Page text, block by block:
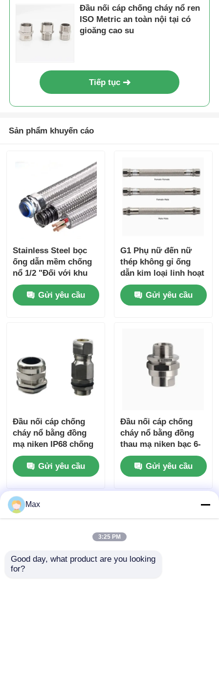
Đầu nối cáp chống cháy nổ ren
ISO Metric an toàn nội tại có
gioăng cao su
Tiếp tục
Sản phẩm khuyến cáo
Stainless Steel bọc
ống dẫn mềm chống
nổ 1/2 "Đối với khu
vực nguy hiểm
Gửi yêu cầu
G1 Phụ nữ đến nữ
thép không gỉ ống
dẫn kim loại linh hoạt
chống nổ 180cm
Gửi yêu cầu
Đầu nối cáp chống
cháy nổ bằng đồng
mạ niken IP68 chống
thấm nước
Gửi yêu cầu
Đầu nối cáp chống
cháy nổ bằng đồng
thau mạ niken bạc 6-
12mm Ex db IIC T6
Gb IP66Gửi yêu cầu
Max
3:25 PM
Good day, what product are you looking
for?